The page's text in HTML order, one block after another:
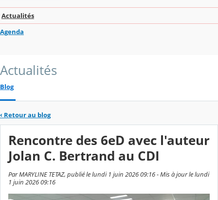
Actualités
Agenda
Actualités
Blog
‹ Retour au blog
Rencontre des 6eD avec l'auteur
Jolan C. Bertrand au CDI
Par MARYLINE TETAZ, publié le lundi 1 juin 2026 09:16 - Mis à jour le lundi
1 juin 2026 09:16